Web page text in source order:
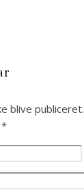
blive publiceret.
*